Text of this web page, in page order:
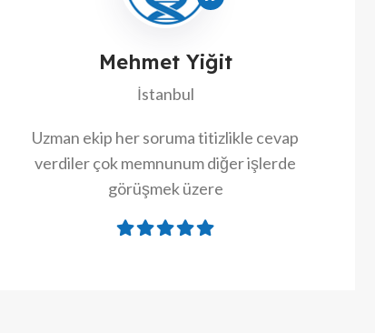
Mehmet Yiğit
İstanbul
Uzman ekip her soruma titizlikle cevap
verdiler çok memnunum diğer işlerde
görüşmek üzere